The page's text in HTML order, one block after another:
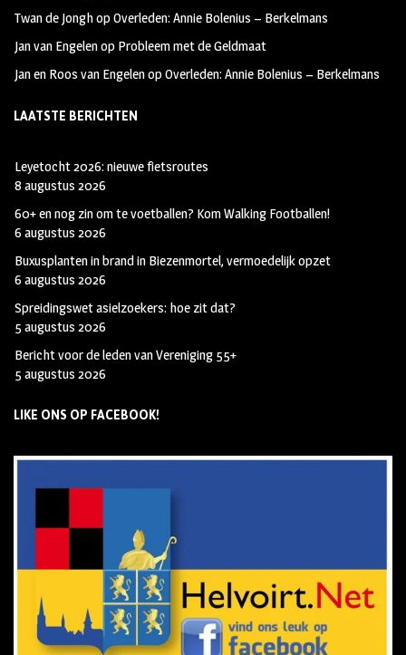
Twan de JonghopOverleden: Annie Bolenius – Berkelmans
Jan van Engelenop Probleem met de Geldmaat
Jan en Roos van EngelenopOverleden: Annie Bolenius – Berkelmans
LAATSTE BERICHTEN
Leyetocht 2026: nieuwe fietsroutes
8 augustus 2026
60+ en nog zin om te voetballen? Kom Walking Footballen!
6 augustus 2026
Buxusplanten in brand in Biezenmortel, vermoedelijk opzet
6 augustus 2026
Spreidingswet asielzoekers: hoe zit dat?
5 augustus 2026
Bericht voor de leden van Vereniging 55+
5 augustus 2026
LIKE ONS OP FACEBOOK!